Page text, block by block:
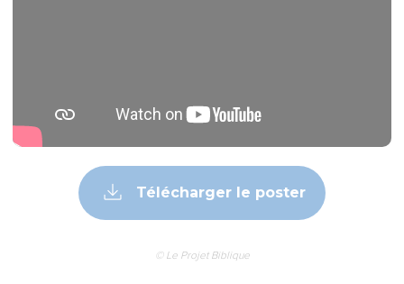
Télécharger le poster
© Le Projet Biblique